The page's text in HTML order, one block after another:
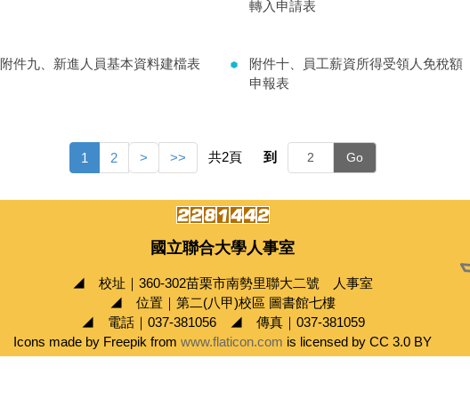
轉入申請表
附件九、新進人員基本資料建檔表
附件十、員工薪資所得受領人免稅額
申報表
1 2 > >> 共2頁 到 Go
國立聯合大學人事室
◢ 校址｜360-302苗栗市南勢里聯大二號 人事室
◢ 位置｜第二(八甲)校區 圖書館七樓
◢ 電話｜037-381056 ◢ 傳真｜037-381059
Icons made by Freepik from www.flaticon.com is licensed by CC 3.0 BY